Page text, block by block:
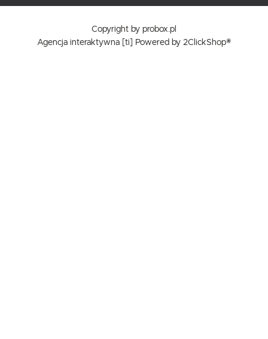
Copyright by probox.pl
Agencja interaktywna
[ti] Powered by 2ClickShop®